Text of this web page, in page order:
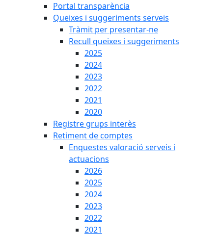
Portal transparència
Queixes i suggeriments serveis
Tràmit per presentar-ne
Recull queixes i suggeriments
2025
2024
2023
2022
2021
2020
Registre grups interès
Retiment de comptes
Enquestes valoració serveis i
actuacions
2026
2025
2024
2023
2022
2021